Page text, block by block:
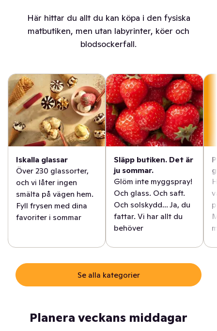
Här hittar du allt du kan köpa i den fysiska
matbutiken, men utan labyrinter, köer och
blodsockerfall.
Iskalla glassar
Över 230 glassorter,
och vi låter ingen
smälta på vägen hem.
Fyll frysen med dina
favoriter i sommar
Släpp butiken. Det är
ju sommar.
Glöm inte myggspray!
Och glass. Och saft.
Och solskydd... Ja, du
fattar. Vi har allt du
behöver
Se alla kategorier
Planera veckans middagar